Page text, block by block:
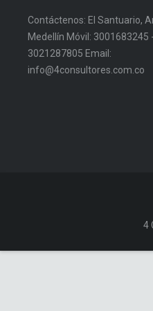
Contáctenos: El Santuario,
Medellín Móvil: 3001683245 -
3021287805 Email:
info@4consultores.com.co
4